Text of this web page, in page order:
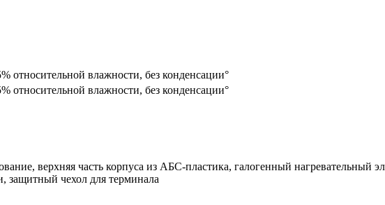
относительной влажности, без конденсации°
относительной влажности, без конденсации°
верхняя часть корпуса из АБС-пластика, галогенный нагревательный
защитный чехол для терминала